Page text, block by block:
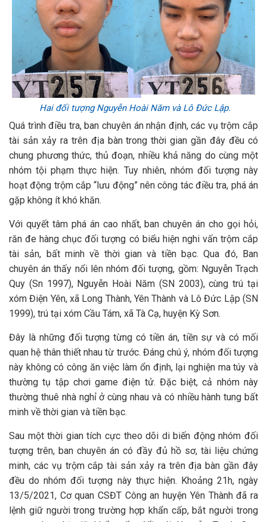
Hai đối tượng Nguyễn Hoài Năm và Lô Đức Lập.
Quá trình điều tra, ban chuyên án nhận định, các vụ trộm cắp
tài sản xảy ra trên địa bàn trong thời gian gần đây đều có
chung phương thức, thủ đoạn, nhiều khả năng do cùng một
nhóm tội phạm thực hiện. Tuy nhiên, nhóm đối tượng này
hoạt động trộm cắp “lưu động” nên công tác điều tra, phá án
gặp không ít khó khăn.
Với quyết tâm phá án cao nhất, ban chuyên án cho gọi hỏi,
răn đe hàng chục đối tượng có biểu hiện nghi vấn trộm cắp
tài sản, bất minh về thời gian và tiền bạc. Qua đó, Ban
chuyên án thấy nổi lên nhóm đối tượng, gồm: Nguyễn Trạch
Quy (Sn 1997), Nguyễn Hoài Năm (SN 2003), cùng trú tại
xóm Điện Yên, xã Long Thành, Yên Thành và Lô Đức Lập (SN
1999), trú tại xóm Cầu Tám, xã Tà Cạ, huyện Kỳ Sơn.
Đây là những đối tượng từng có tiền án, tiền sự và có mối
quan hệ thân thiết nhau từ trước. Đáng chú ý, nhóm đối tượng
này không có công ăn việc làm ổn định, lại nghiện ma túy và
thường tụ tập chơi game điện tử. Đặc biệt, cả nhóm này
thường thuê nhà nghỉ ở cùng nhau và có nhiều hành tung bất
minh về thời gian và tiền bạc.
Sau một thời gian tích cực theo dõi di biến động nhóm đối
tượng trên, ban chuyên án có đầy đủ hồ sơ, tài liệu chứng
minh, các vụ trộm cắp tài sản xảy ra trên địa bàn gần đây
đều do nhóm đối tượng này thực hiện. Khoảng 21h, ngày
13/5/2021, Cơ quan CSĐT Công an huyện Yên Thành đã ra
lệnh giữ người trong trường hợp khẩn cấp, bắt người trong